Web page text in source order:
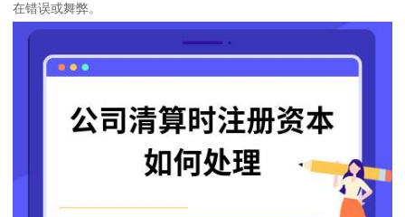
在错误或舞弊。